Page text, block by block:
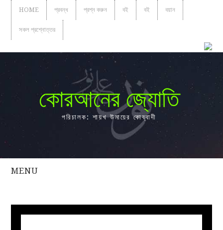
HOME প্রবন্ধ প্রশ্ন করুন বই বই বয়ান
সকল প্রশ্নোত্তর
কোরআনের জ্যোতি
পরিচালক: শায়খ উমায়ের কোব্বাদী
MENU
সকল